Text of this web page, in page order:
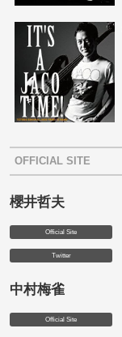
OFFICIAL SITE
櫻井哲夫
Official Site
Twitter
中村梅雀
Official Site